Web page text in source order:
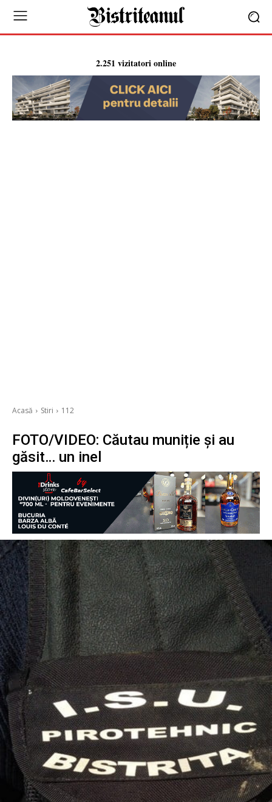
2.251 vizitatori online
Acasă Stiri 112
FOTO/VIDEO: Căutau muniție și au
găsit… un inel